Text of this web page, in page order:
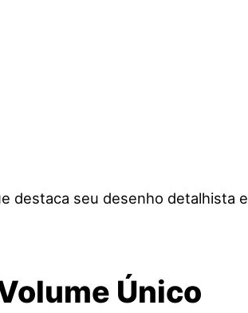
destaca seu desenho detalhista e
Único